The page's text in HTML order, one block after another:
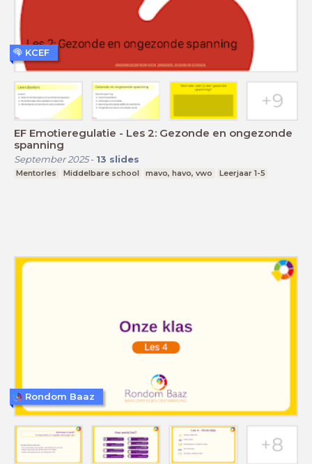
EF Emotieregulatie - Les 2: Gezonde en ongezonde
spanning
September 2025- 13 slides
Mentorles Middelbare school mavo, havo, vwo Leerjaar 1-5
KCEF
Rondom Baaz